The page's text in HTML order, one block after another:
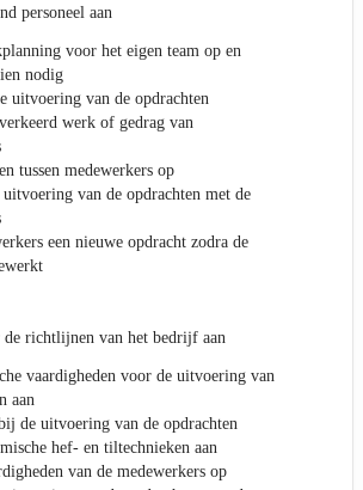
personeel aan
voor het eigen team op en
nodig
uitvoering van de opdrachten
werk of gedrag van
tussen medewerkers op
uitvoering van de opdrachten met de
een nieuwe opdracht zodra de
de richtlijnen van het bedrijf aan
vaardigheden voor de uitvoering van
aan
de uitvoering van de opdrachten
hef- en tiltechnieken aan
van de medewerkers op